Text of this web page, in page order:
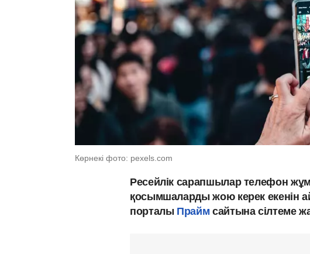
Көрнекі фото: pexels.com
Ресейлік сарапшылар телефон
қосымшаларды жою керек екенін
порталы Прайм сайтына сілтеме